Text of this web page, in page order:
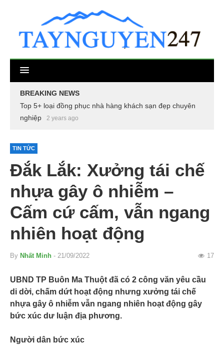
BREAKING NEWS
Top 5+ loại đồng phục nhà hàng khách sạn đẹp chuyên
nghiệp
2 years ago
TIN TỨC
Đắk Lắk: Xưởng tái chế
nhựa gây ô nhiễm –
Cấm cứ cấm, vẫn ngang
nhiên hoạt động
By Nhất Minh - 21/09/2022 17
UBND TP Buôn Ma Thuột đã có 2 công văn yêu cầu
di dời, chấm dứt hoạt động nhưng xưởng tái chế
nhựa gây ô nhiễm vẫn ngang nhiên hoạt động gây
bức xúc dư luận địa phương.
Người dân bức xúc